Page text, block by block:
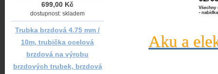
Aku a
699,00 Kč
dostupnost: skladem
Trubka brzdová 4.75 mm /
10m, trubička ocelová
brzdová na výrobu
brzdových trubek, brzdová